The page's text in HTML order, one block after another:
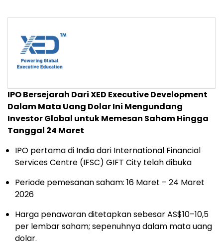
IPO Bersejarah Dari XED Executive Development
Dalam Mata Uang Dolar Ini Mengundang
Investor Global untuk Memesan Saham Hingga
Tanggal 24 Maret
IPO pertama di India dari International Financial
Services Centre (IFSC) GIFT City telah dibuka
Periode pemesanan saham: 16 Maret – 24 Maret
2026
Harga penawaran ditetapkan sebesar AS$10–10,5
per lembar saham; sepenuhnya dalam mata uang
dolar.